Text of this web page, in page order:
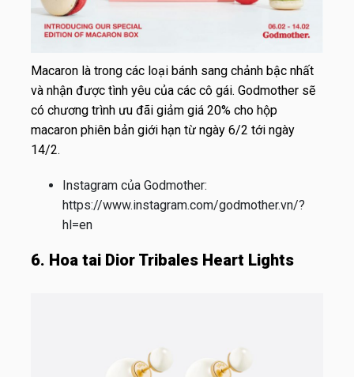
Macaron là trong các loại bánh sang chảnh bậc nhất
và nhận được tình yêu của các cô gái. Godmother sẽ
có chương trình ưu đãi giảm giá 20% cho hộp
macaron phiên bản giới hạn từ ngày 6/2 tới ngày
14/2.
Instagram của Godmother:
https://www.instagram.com/godmother.vn/?
hl=en
6. Hoa tai Dior Tribales Heart Lights